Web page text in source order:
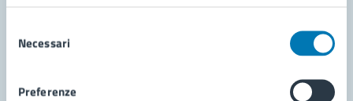
delNecessari
Preferenze
Segnala disservizio